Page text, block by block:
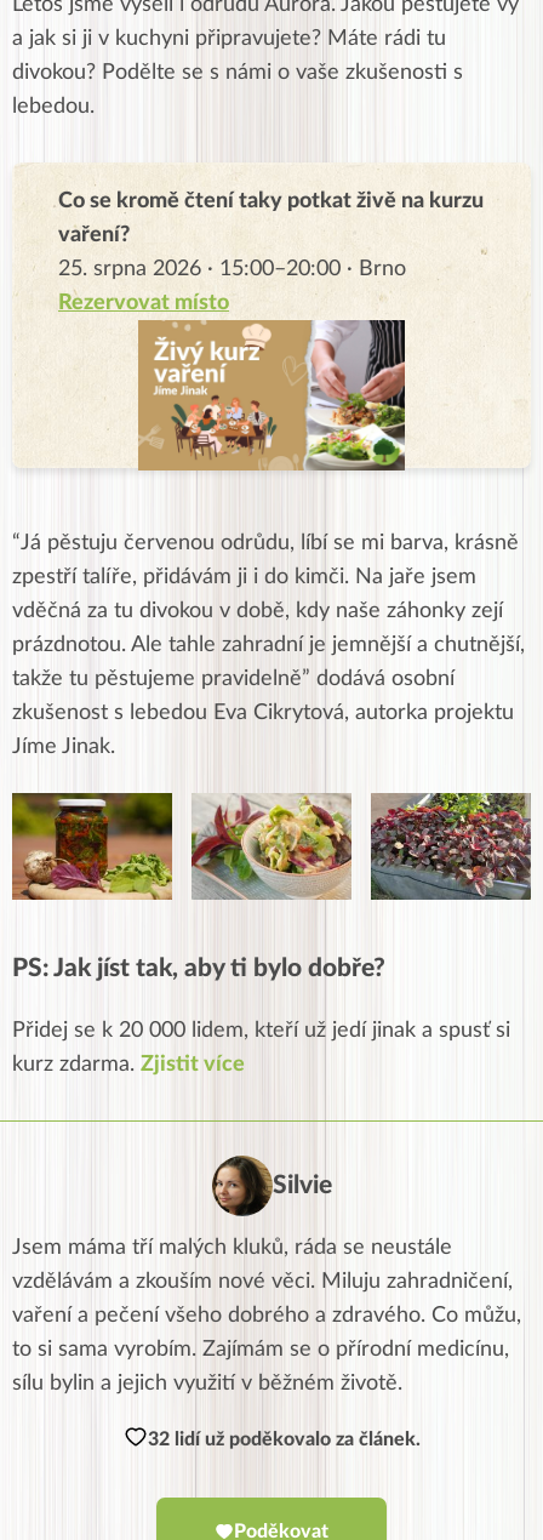
Letos jsme vyseli i odrůdu Aurora. Jakou pěstujete vy
a jak si ji v kuchyni připravujete? Máte rádi tu
divokou? Podělte se s námi o vaše zkušenosti s
lebedou.
Co se kromě čtení taky potkat živě na kurzu
vaření?
25. srpna 2026 · 15:00–20:00 · Brno
Rezervovat místo
“Já pěstuju červenou odrůdu, líbí se mi barva, krásně
zpestří talíře, přidávám ji i do kimči. Na jaře jsem
vděčná za tu divokou v době, kdy naše záhonky zejí
prázdnotou. Ale tahle zahradní je jemnější a chutnější,
takže tu pěstujeme pravidelně” dodává osobní
zkušenost s lebedou Eva Cikrytová, autorka projektu
Jíme Jinak.
PS: Jak jíst tak, aby ti bylo dobře?
Přidej se k 20 000 lidem, kteří už jedí jinak a spusť si
kurz zdarma. Zjistit více
Silvie
Jsem máma tří malých kluků, ráda se neustále
vzdělávám a zkouším nové věci. Miluju zahradničení,
vaření a pečení všeho dobrého a zdravého. Co můžu,
to si sama vyrobím. Zajímám se o přírodní medicínu,
sílu bylin a jejich využití v běžném životě.
32 lidí už poděkovalo za článek.
Poděkovat